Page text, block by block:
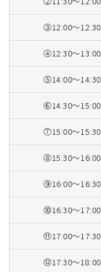
③12:00～12:30
④12:30～13:00
⑤14:00～14:30
⑥14:30～15:00
⑦15:00～15:30
⑧15:30～16:00
⑨16:00～16:30
⑩16:30～17:00
⑪17:00～17:30
⑫17:30～18:00